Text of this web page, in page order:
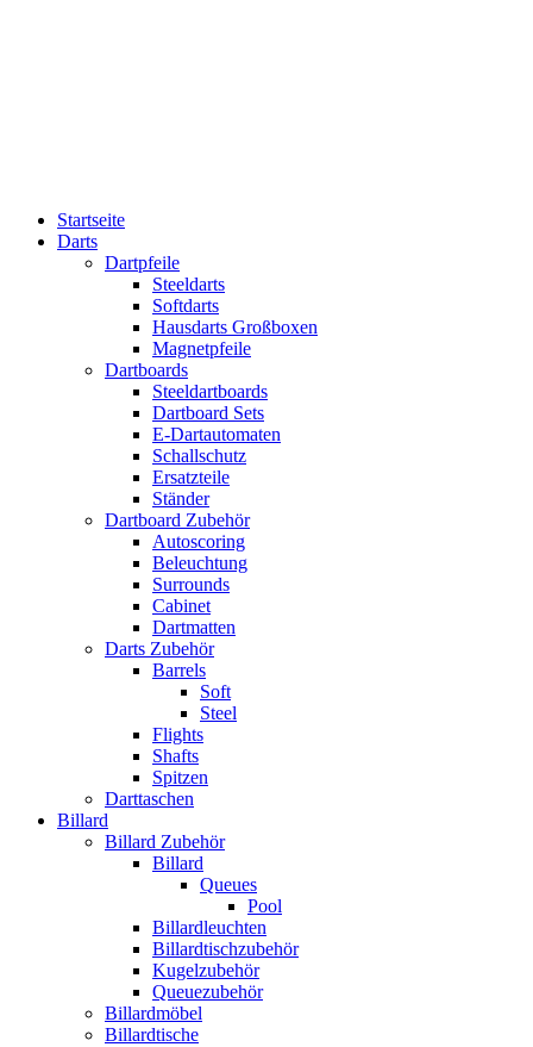
Startseite
Darts
Dartpfeile
Steeldarts
Softdarts
Hausdarts Großboxen
Magnetpfeile
Dartboards
Steeldartboards
Dartboard Sets
E-Dartautomaten
Schallschutz
Ersatzteile
Ständer
Dartboard Zubehör
Autoscoring
Beleuchtung
Surrounds
Cabinet
Dartmatten
Darts Zubehör
Barrels
Soft
Steel
Flights
Shafts
Spitzen
Darttaschen
Billard
Billard Zubehör
Billard
Queues
Pool
Billardleuchten
Billardtischzubehör
Kugelzubehör
Queuezubehör
Billardmöbel
Billardtische